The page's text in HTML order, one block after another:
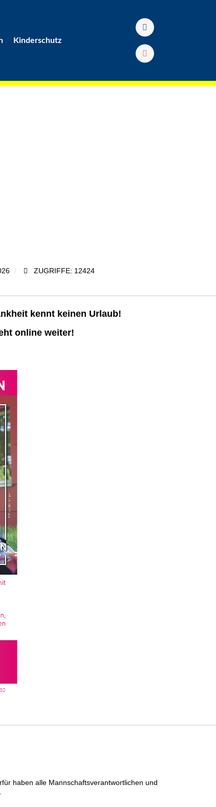
Kinderschutz
ZUGRIFFE: 12424
kennt keinen Urlaub!
online weiter!
haben alle Mannschaftsverantwortlichen und